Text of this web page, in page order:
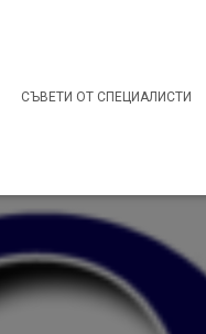
СЪВЕТИ ОТ СПЕЦИАЛИСТИ